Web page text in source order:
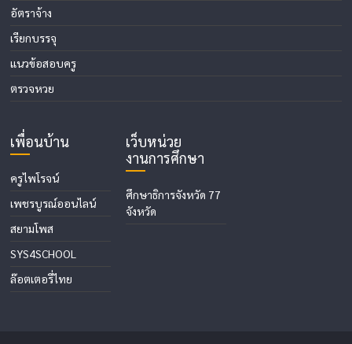
อัตราจ้าง
เรียกบรรจุ
แนวข้อสอบครู
ตรวจหวย
เพื่อนบ้าน
ครูไพโรจน์
เพชรบูรณ์ออนไลน์
สยามโพส
SYS4SCHOOL
ล๊อตเตอรี่ไทย
เว็บหน่วย
งานการศึกษา
ศึกษาธิการจังหวัด 77
จังหวัด